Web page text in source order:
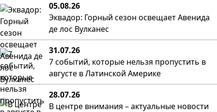
05.08.26
Эквадор: Горный сезон освещает Авенида
де лос Вулканес
31.07.26
7 событий, которые нельзя пропустить в
августе в Латинской Америке
28.07.26
В центре внимания – актуальные новости